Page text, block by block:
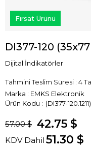
Fırsat Ürünü
DI377-120
Dijital İndikatörler
Tahmini Teslim Süresi : 4
Marka : EMKS Elektronik
(DI377-120.1211)
57.00 $ 42.75 $
KDV Dahil 51.30 $